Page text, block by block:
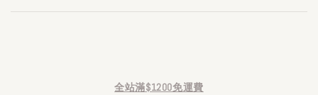
全站滿$1200免運費